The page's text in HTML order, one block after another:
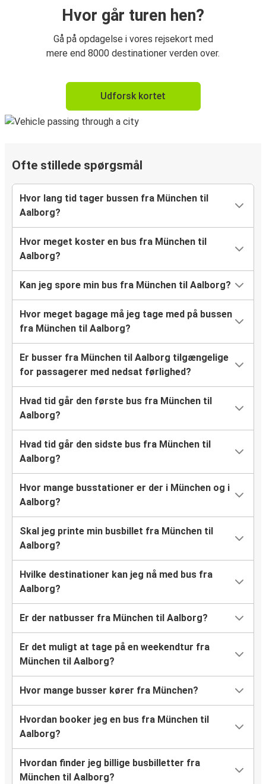
Hvor går turen hen?
Gå på opdagelse i vores rejsekort med
mere end 8000 destinationer verden over.
Udforsk kortet
Ofte stillede spørgsmål
Hvor lang tid tager bussen fra München til
Aalborg?
Hvor meget koster en bus fra München til
Aalborg?
Kan jeg spore min bus fra München til Aalborg?
Hvor meget bagage må jeg tage med på bussen
fra München til Aalborg?
Er busser fra München til Aalborg tilgængelige
for passagerer med nedsat førlighed?
Hvad tid går den første bus fra München til
Aalborg?
Hvad tid går den sidste bus fra München til
Aalborg?
Hvor mange busstationer er der i München og i
Aalborg?
Skal jeg printe min busbillet fra München til
Aalborg?
Hvilke destinationer kan jeg nå med bus fra
Aalborg?
Er der natbusser fra München til Aalborg?
Er det muligt at tage på en weekendtur fra
München til Aalborg?
Hvor mange busser kører fra München?
Hvordan booker jeg en bus fra München til
Aalborg?
Hvordan finder jeg billige busbilletter fra
München til Aalborg?